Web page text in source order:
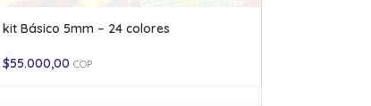
kit Básico 5mm – 24 colores
$55.000,00 COP